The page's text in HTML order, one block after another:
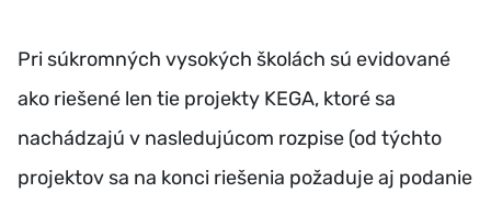
Pri súkromných vysokých školách sú evidované
ako riešené len tie projekty KEGA, ktoré sa
nachádzajú v nasledujúcom rozpise (od týchto
projektov sa na konci riešenia požaduje aj podanie